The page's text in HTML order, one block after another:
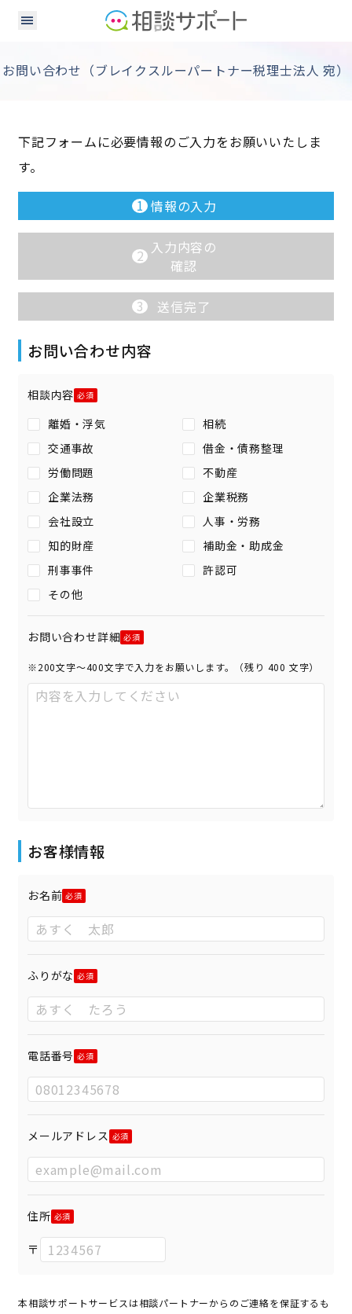
お問い合わせ（ブレイクスルーパートナー税理士法人 宛）
下記フォームに必要情報のご入力をお願いいたしま
す。
1 情報の入力
2 入力内容の
確認
3 送信完了
お問い合わせ内容
相談内容
離婚・浮気
相続
交通事故
借金・債務整理
労働問題
不動産
企業法務
企業税務
会社設立
人事・労務
知的財産
補助金・助成金
刑事事件
許認可
その他
お問い合わせ詳細
※200文字〜400文字で入力をお願いします。（残り 400 文字）
お客様情報
お名前
ふりがな
電話番号
メールアドレス
住所
〒
本相談サポートサービスは相談パートナーからのご連絡を保証するも